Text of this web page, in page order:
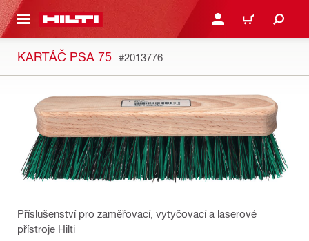
HLAVNÍ OBSAH PŘIHLÁSIT NEBO
KOŠÍK
KARTÁČ PSA 75 #2013776
Příslušenství pro zaměřovací, vytyčovací a laserové
přístroje Hilti